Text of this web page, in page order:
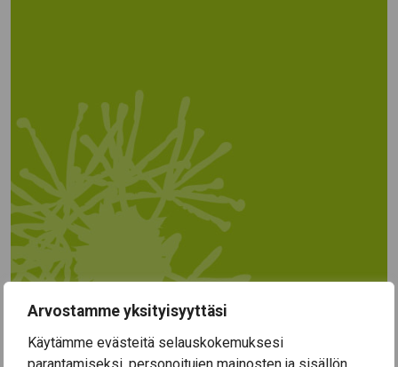
Arvostamme yksityisyyttäsi
Käytämme evästeitä selauskokemuksesi
parantamiseksi, personoitujen mainosten ja sisällön